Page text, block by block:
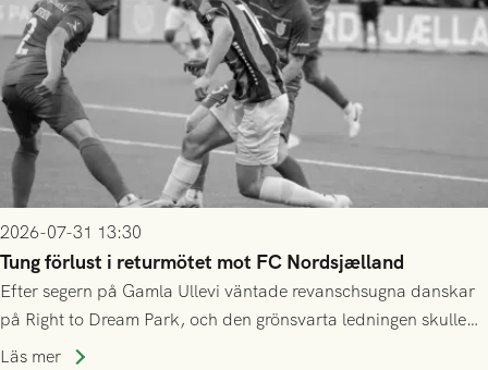
2026-07-31 13:30
Tung förlust i returmötet mot FC Nordsjælland
Efter segern på Gamla Ullevi väntade revanschsugna danskar
på Right to Dream Park, och den grönsvarta ledningen skulle
upphöra efter mindre än kvarten spelad. På lika mark visade
Läs mer